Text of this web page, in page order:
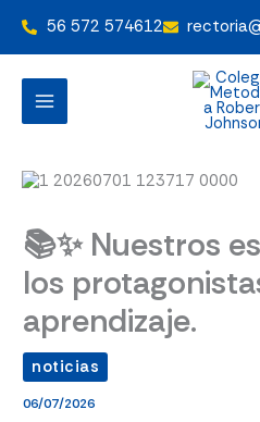
contenido
56 572 574612
📚✨ Nuestros
los
aprendizaje.
noticias
06/07/2026